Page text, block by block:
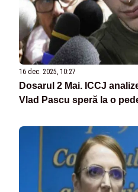
16 dec. 2025, 10:27
Dosarul 2 Mai. ICCJ
Vlad Pascu speră la o